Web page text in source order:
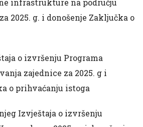
infrastrukture na području
2025. g. i donošenje Zaključka o
o izvršenju Programa
zajednice za 2025. g i
o prihvaćanju istoga
Izvještaja o izvršenju